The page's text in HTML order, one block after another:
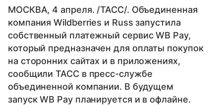
МОСКВА, 4 апреля. /ТАСС/. Объединенная
компания Wildberries и Russ запустила
собственный платежный сервис WB Pay,
который предназначен для оплаты покупок
на сторонних сайтах и в приложениях,
сообщили ТАСС в пресс-службе
объединенной компании. В будущем
запуск WB Pay планируется и в офлайне.